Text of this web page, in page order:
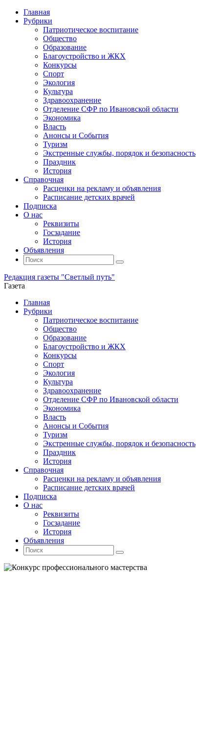
Главная
Рубрики
Патриотическое воспитание
Общество
Образование
Благоустройство и ЖКХ
Конкурсы
Спорт
Экология
Культура
Здравоохранение
Отделение СФР по Ивановской области
Экономика
Власть
Анонсы и События
Туризм
Экстренные службы, порядок и безопасность
Праздник
История
Справочная
Расценки на рекламу и объявления
Расписание детских врачей
Подписка
О нас
Реквизиты
Госзадание
История
Объявления
Поиск
Искать:
Поиск
Редакция газеты "Светлый путь"
Газета
Промотать
содержимому
Главная
Рубрики
Патриотическое воспитание
Общество
Образование
Благоустройство и ЖКХ
Конкурсы
Спорт
Экология
Культура
Здравоохранение
Отделение СФР по Ивановской области
Экономика
Власть
Анонсы и События
Туризм
Экстренные службы, порядок и безопасность
Праздник
История
Справочная
Расценки на рекламу и объявления
Расписание детских врачей
Подписка
О нас
Реквизиты
Госзадание
История
Объявления
Поиск
Искать:
Поиск